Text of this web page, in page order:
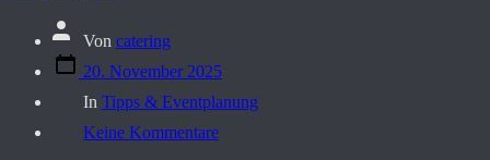
Beitragsautor
Von catering
Veröffentlichungsdatum
20. November 2025
In Tipps & Eventplanung
Keine KommentareLive